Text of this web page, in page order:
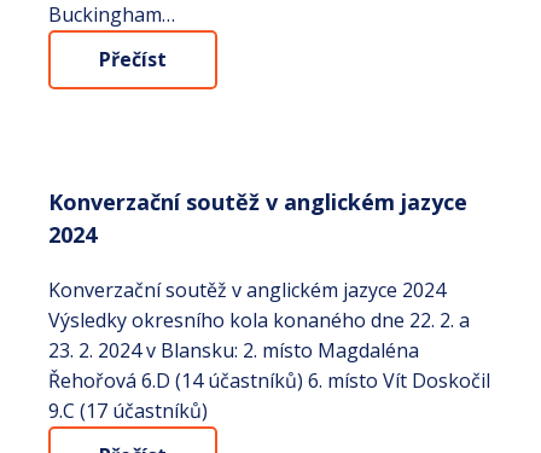
Buckingham…
Přečíst
Konverzační soutěž v anglickém jazyce
2024
Konverzační soutěž v anglickém jazyce 2024
Výsledky okresního kola konaného dne 22. 2. a
23. 2. 2024 v Blansku: 2. místo Magdaléna
Řehořová 6.D (14 účastníků) 6. místo Vít Doskočil
9.C (17 účastníků)